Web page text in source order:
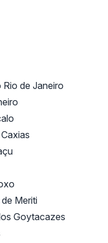
Rio de Janeiro
Meriti
Goytacazes